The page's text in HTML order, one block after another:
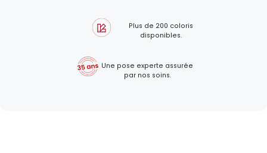
Plus de 200 coloris
disponibles.
Une pose experte assurée
par nos soins.